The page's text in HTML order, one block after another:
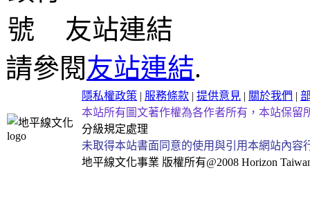
友站連結
請參閱友站連結.
隱私權政策 | 服務條款 | 提供意見 | 關於我們 |
本站所有圖文著作權為各作者所有，本站保留
分級規定處理
未取得本站書面同意的使用與引用本網站內
地平線文化事業 版權所有@2008 Horizon